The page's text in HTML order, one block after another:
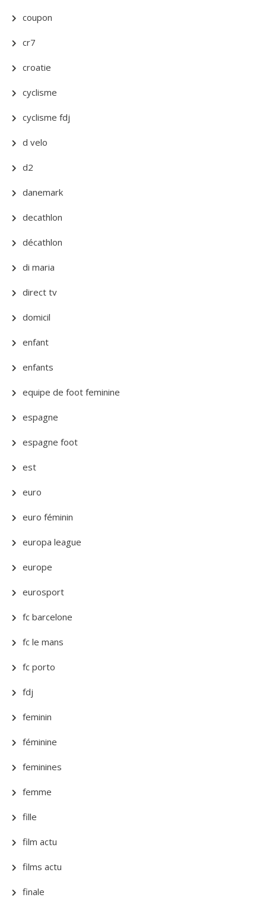
coupon
cr7
croatie
cyclisme
cyclisme fdj
d velo
d2
danemark
decathlon
décathlon
di maria
direct tv
domicil
enfant
enfants
equipe de foot feminine
espagne
espagne foot
est
euro
euro féminin
europa league
europe
eurosport
fc barcelone
fc le mans
fc porto
fdj
feminin
féminine
feminines
femme
fille
film actu
films actu
finale